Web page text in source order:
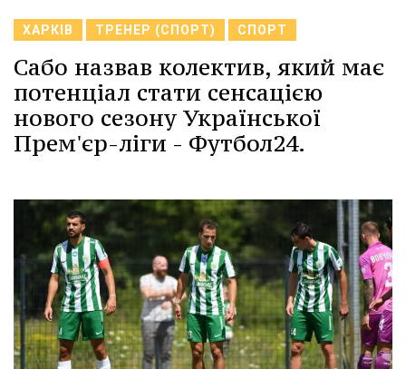
ХАРКІВ ТРЕНЕР (СПОРТ) СПОРТ
Сабо назвав колектив, який має
потенціал стати сенсацією
нового сезону Української
Прем'єр-ліги - Футбол24.